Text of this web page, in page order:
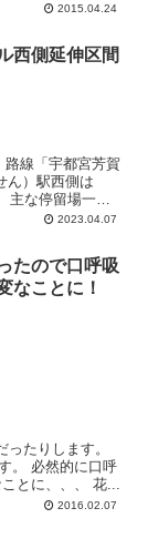
2015.04.24
西側延伸区間
線「宇都宮芳賀
ん）駅西側は
主な停留場一
2023.04.07
たので口呼吸
なことに！
呼
吸になるワケですが 口呼吸で眠っていたら 大変なことに、、、 花...
2016.02.07